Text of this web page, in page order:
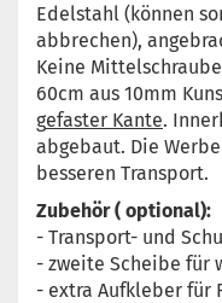
Edelstahl (können
abbrechen),
Keine
60cm aus 10mm
gefaster Kante.
abgebaut. Die
besseren Transport.
Zubehör ( optional):
- Transport- und
- zweite Scheibe für
- extra Aufkleber für